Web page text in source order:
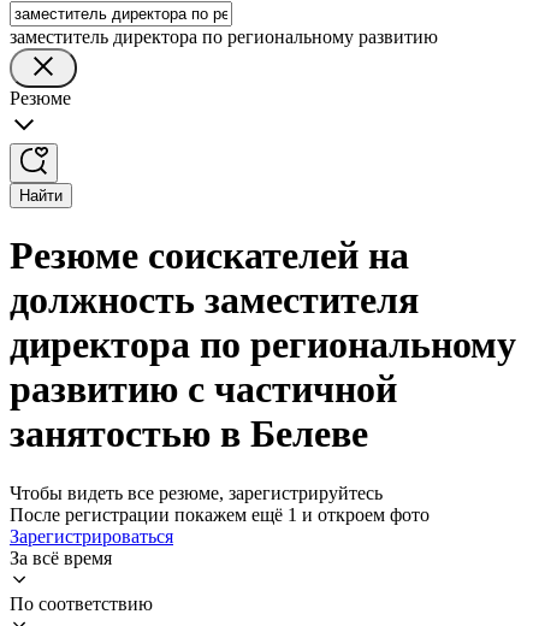
заместитель директора по региональному развитию
Резюме
Найти
Резюме соискателей на
должность заместителя
директора по региональному
развитию с частичной
занятостью в Белеве
Чтобы видеть все резюме, зарегистрируйтесь
После регистрации покажем ещё 1 и откроем фото
Зарегистрироваться
За всё время
По соответствию